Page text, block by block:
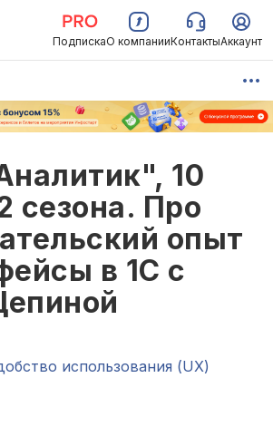
ПодпискаО компанииКонтактыАккаунт
10
сезона. Про
опыт
в 1С с
использования (UX)